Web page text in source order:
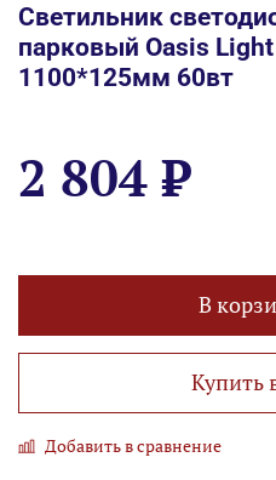
Светильник
парковый Oasis
1100*125мм 60вт
2 804 ₽
В
Купить
Добавить в сравнение